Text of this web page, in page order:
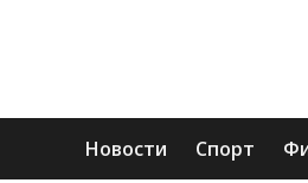
Новости Спорт